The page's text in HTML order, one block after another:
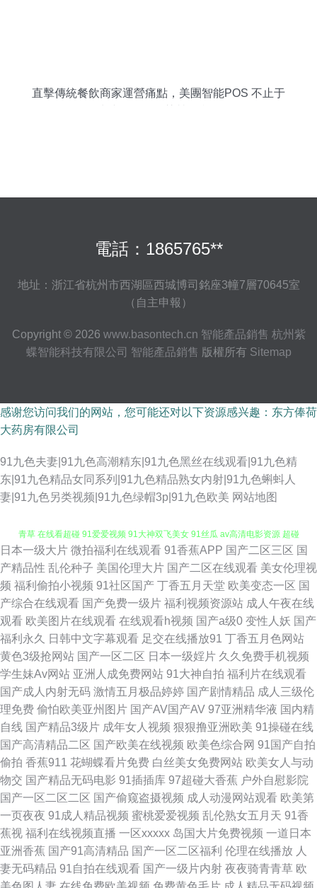
直擊傳統餐飲商家運營痛點，美團智能POS 不止于
電話：1865765**
地址：浙江省杭州市西湖區西城博司銘座3幢7層70645室
（自主申報）
Copyright © 2026 www.basontech.cn 智能產品銷售 杭州紫
蝶智能科技有限公司 智能產品銷售 版權所有 Sitemap
感谢您访问我们的网站，您可能还对以下资源感兴趣：东方俸荷
大药房有限公司
91九色夫妻|91九色高潮精东|91九色黑丝在线观看|91九色精
东|91九色精品女同系列|91九色精品熟女内射|91九色蝌蚪人
妻|91九色另类视频|91九色绿帽3p|91九色欧美 网站地图
免费成人A片色图 超碰这里只有精品 日本一本视频 午夜影院色 影音先锋青
操人妻 国产乱人一区 老司机操操 天天日天天干少妇 性爱综合网 在线搞鸡巴
国产 91在线视频视频 超碰激情网 国产麻豆精品在线 黄色免费视频网站 精品
久久综合日 麻豆有码视频 欧美日韩一级二级 人人射人人妻 日韩3级片 亚洲
天天操 久久国内精品 欧美性爱网址 日韩福利社区 五月天社区在线 浮力影院
草 国产色色五月天 韩国成人社区 老湿机国产在线 欧美日韩蜜臀 日韩中文资
源 天天干天天添 无码秘吴梦梦 亚州色图 亚洲天堂免费 91色情软件入口 99
人人操 操碰99 豆花国精品 国产精品伊人 国产伊人香精品 人妻久久精品成人
天堂色导航 亚洲色图美腿丝袜 91jiuyi 91视频97 91网站看片 在线观看色 精
品久久国产 超碰开久久 韩国福利电影院 九九九毛片在线 欧美偷偷撸 日韩精
日本一级大片 微拍福利在线观看 91香蕉APP 国产二区三区 国
产精品性 乱伦种子 美国伦理大片 国产二区在线观看 美女伦理视
频 福利偷拍小视频 91社区国产 丁香五月天堂 欧美变态一区 国
产综合在线观看 国产免费一级片 福利视频资源站 成人午夜在线
观看 欧美图片在线观看 在线观看h视频 国产a级0 变性人妖 国产
福利永久
日韩中文字幕观看 足交在线播放91 丁香五月色网站
黄色3级抢网站 国产一区二区 日本一级婬片 久久免费手机视频
学生妹Av网站 亚洲人成免费网站 91大神自拍 福利片在线观看
国产成人内射无码 激情五月极品婷婷 国产剧情精品 成人三级伦
理免费 偷怕欧美亚州图片 国产AV国产AV 97亚洲精华液 国内精
自线 国产精品3级片 成年女人视频 狠狠撸亚洲欧美 91操碰在线
国产高清精品二区 国产欧美在线视频 欧美色综合网 91国产自拍
偷拍 香蕉911 花蝴蝶看片免费 白丝美女免费网站 欧美女人与动
物交 国产精品无码电影 91插插库 97超碰大香蕉 户外自慰影院
国产一区二区二区 国产偷窥盗摄视频 成人动漫网站观看 欧美第
一页夜夜 91成人精品视频 蜜桃爱爱视频 乱伦熟女五月天 91香
蕉视 福利在线视频直播 一区xxxxx 岛国大片免费视频 一道日本
亚洲香蕉 国产91高清精品 国产一区二区福利 伦理在线播放 人
妻无码精品 91自拍在线观看 国产一级片内射 夜夜骑青青草 欧